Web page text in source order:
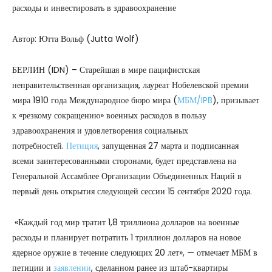
расходы и инвестировать в здравоохранение
Автор: Ютта Вольф (Jutta Wolf)
БЕРЛИН (IDN) – Старейшая в мире пацифистская
неправительственная организация, лауреат Нобелевской премии
мира 1910 года Международное бюро мира (МБМ/IPB), призывает
к «резкому сокращению» военных расходов в пользу
здравоохранения и удовлетворения социальных
потребностей. Петиция, запущенная 27 марта и подписанная
всеми заинтересованными сторонами, будет представлена на
Генеральной Ассамблее Организации Объединенных Наций в
первый день открытия следующей сессии 15 сентября 2020 года.
«Каждый год мир тратит 1,8 триллиона долларов на военные
расходы и планирует потратить 1 триллион долларов на новое
ядерное оружие в течение следующих 20 лет», — отмечает МБМ в
петиции и заявлении, сделанном ранее из штаб-квартиры